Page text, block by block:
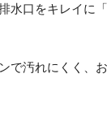
水口をキレイに
で汚れにくく、